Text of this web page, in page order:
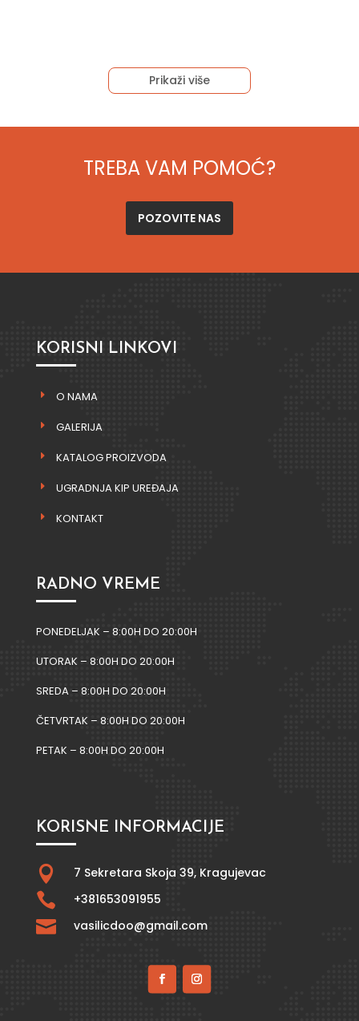
Prikaži više
TREBA VAM POMOĆ?
POZOVITE NAS
KORISNI LINKOVI
O NAMA
GALERIJA
KATALOG PROIZVODA
UGRADNJA KIP UREĐAJA
KONTAKT
RADNO VREME
PONEDELJAK – 8:00H DO 20:00H
UTORAK – 8:00H DO 20:00H
SREDA – 8:00H DO 20:00H
ČETVRTAK – 8:00H DO 20:00H
PETAK – 8:00H DO 20:00H
KORISNE INFORMACIJE
 7 Sekretara Skoja 39, Kragujevac
 +381653091955
 vasilicdoo@gmail.com